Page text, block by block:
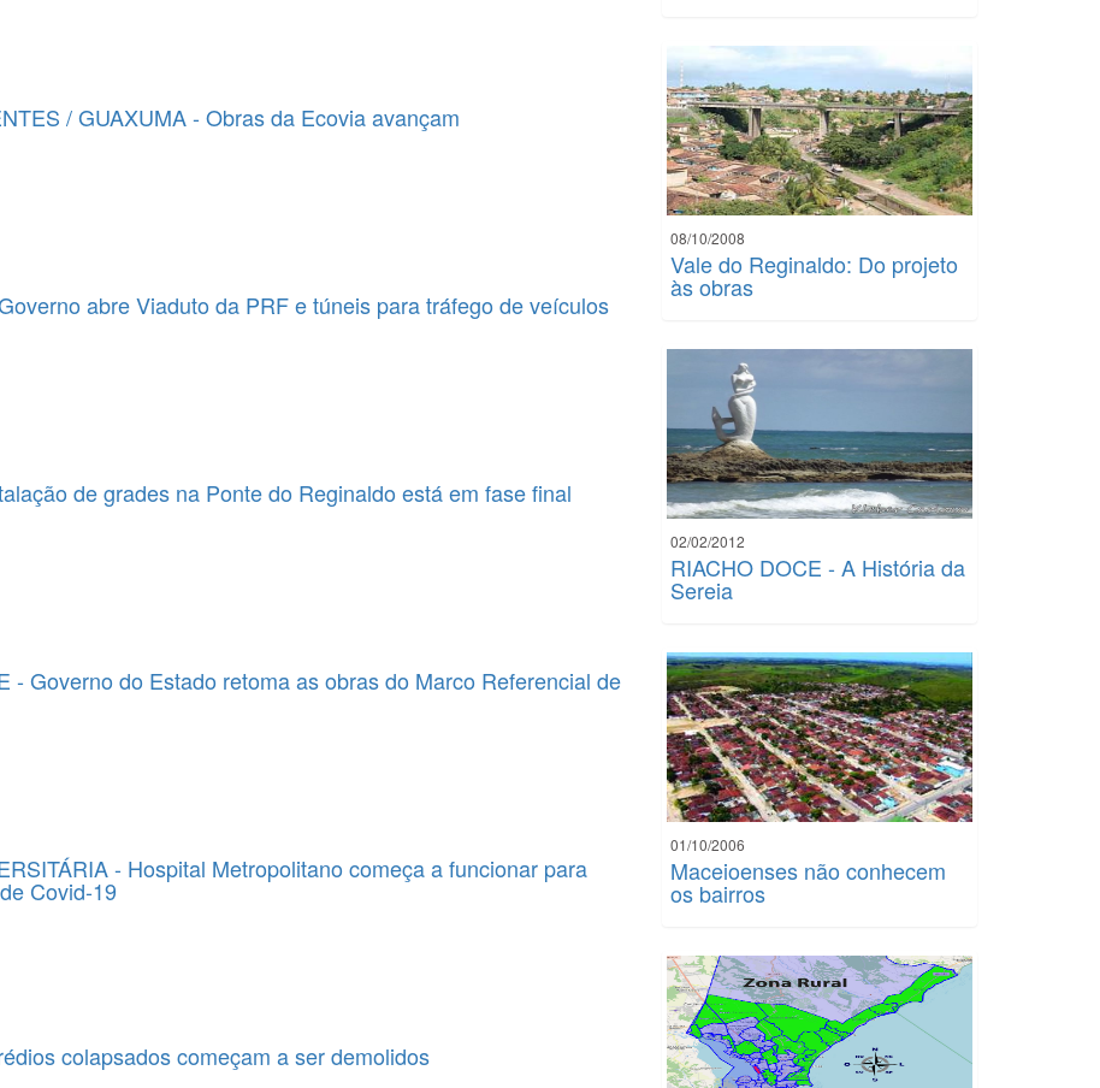
/ GUAXUMA - Obras da Ecovia avançam
abre Viaduto da PRF e túneis para tráfego de veículos
de grades na Ponte do Reginaldo está em fase final
- Governo do Estado retoma as obras do Marco Referencial de
- Hospital Metropolitano começa a funcionar para
Covid-19
colapsados começam a ser demolidos
08/10/2008
Vale do Reginaldo: Do projeto
às obras
02/02/2012
RIACHO DOCE - A História da
Sereia
01/10/2006
Maceioenses não conhecem
os bairros